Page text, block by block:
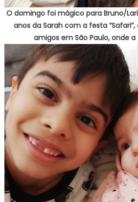
O domingo foi mágico para Bruno/
anos da Sarah com a festa
amigos em São Paulo, onde